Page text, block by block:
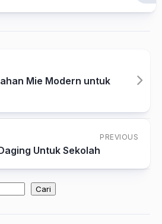
Mie Modern untuk
PREVIOUS
Untuk Sekolah
Cari